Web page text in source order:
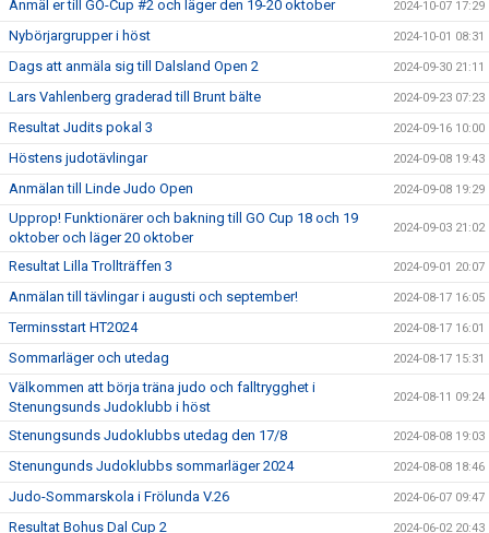
Anmäl er till GO-Cup #2 och läger den 19-20 oktober 2024-10-07 17:29
Nybörjargrupper i höst 2024-10-01 08:31
Dags att anmäla sig till Dalsland Open 2 2024-09-30 21:11
Lars Vahlenberg graderad till Brunt bälte 2024-09-23 07:23
Resultat Judits pokal 3 2024-09-16 10:00
Höstens judotävlingar 2024-09-08 19:43
Anmälan till Linde Judo Open 2024-09-08 19:29
Upprop! Funktionärer och bakning till GO Cup 18 och 19
oktober och läger 20 oktober
2024-09-03 21:02
Resultat Lilla Trollträffen 3 2024-09-01 20:07
Anmälan till tävlingar i augusti och september! 2024-08-17 16:05
Terminsstart HT2024 2024-08-17 16:01
Sommarläger och utedag 2024-08-17 15:31
Välkommen att börja träna judo och falltrygghet i
Stenungsunds Judoklubb i höst
2024-08-11 09:24
Stenungsunds Judoklubbs utedag den 17/8 2024-08-08 19:03
Stenungunds Judoklubbs sommarläger 2024 2024-08-08 18:46
Judo-Sommarskola i Frölunda V.26 2024-06-07 09:47
Resultat Bohus Dal Cup 2 2024-06-02 20:43